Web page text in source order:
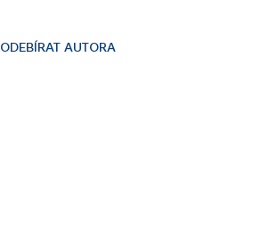
ODEBÍRAT AUTORA